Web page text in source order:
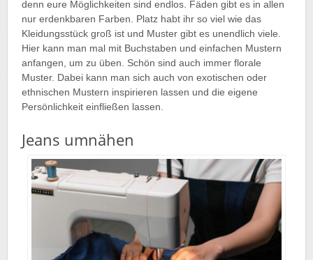
denn eure Möglichkeiten sind endlos. Fäden gibt es in allen
nur erdenkbaren Farben. Platz habt ihr so viel wie das
Kleidungsstück groß ist und Muster gibt es unendlich viele.
Hier kann man mal mit Buchstaben und einfachen Mustern
anfangen, um zu üben. Schön sind auch immer florale
Muster. Dabei kann man sich auch von exotischen oder
ethnischen Mustern inspirieren lassen und die eigene
Persönlichkeit einfließen lassen.
Jeans umnähen